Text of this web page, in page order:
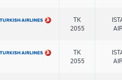
TK
2055
TK
2055